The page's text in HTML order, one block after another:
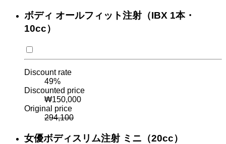
ボディ オールフィット注射（IBX 1本・
10cc）
Discount rate
49%
Discounted price
₩150,000
Original price
294,100
女優ボディスリム注射 ミニ（20cc）